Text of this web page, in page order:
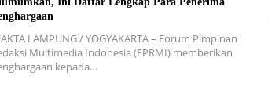
LAMPUNG / YOGYAKARTA – Forum Pimpinan
Multimedia Indonesia (FPRMI) memberikan
kepada…